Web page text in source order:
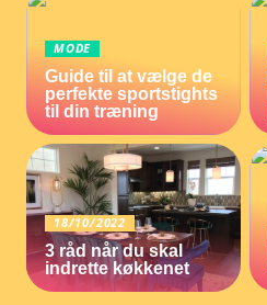
MODE
Guide til at vælge de
perfekte sportstights
til din træning
18/10/2022
3 råd når du skal
indrette køkkenet